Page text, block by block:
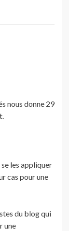
nous donne 29
les appliquer
cas pour une
du blog qui
une